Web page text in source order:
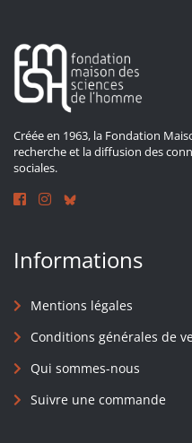
Créée en 1963, la Fondation
recherche et la diffusion des
sociales.
Informations
Mentions légales
Conditions générales de
Qui sommes-nous
Suivre une commande